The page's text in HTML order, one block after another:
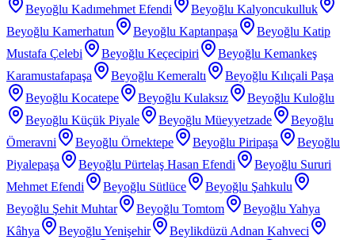
Beyoğlu Kadımehmet Efendi
Beyoğlu Kalyoncukulluk
Beyoğlu Kamerhatun
Beyoğlu Kaptanpaşa
Beyoğlu Katip
Mustafa Çelebi
Beyoğlu Keçecipiri
Beyoğlu Kemankeş
Karamustafapaşa
Beyoğlu Kemeraltı
Beyoğlu Kılıçali Paşa
Beyoğlu Kocatepe
Beyoğlu Kulaksız
Beyoğlu Kuloğlu
Beyoğlu Küçük Piyale
Beyoğlu Müeyyetzade
Beyoğlu
Ömeravni
Beyoğlu Örnektepe Beyoğlu Piripaşa
Beyoğlu
Piyalepaşa
Beyoğlu Pürtelaş Hasan Efendi
Beyoğlu Sururi
Mehmet Efendi
Beyoğlu Sütlüce
Beyoğlu Şahkulu
Beyoğlu Şehit Muhtar
Beyoğlu Tomtom
Beyoğlu Yahya
Kâhya
Beyoğlu Yenişehir
Beylikdüzü Adnan Kahveci